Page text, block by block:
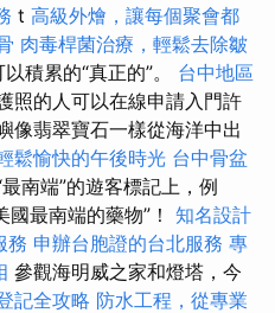
t 高級外燴，讓每個聚會都
肉毒桿菌治療，輕鬆去除皺
積累的“真正的”。 台中地區
照的人可以在線申請入門許
像翡翠寶石一樣從海洋中出
鬆愉快的午後時光 台中骨盆
南端”的遊客標記上，例
國最南端的藥物”！ 知名設計
務 申辦台胞證的台北服務 專
參觀海明威之家和燈塔，今
記全攻略 防水工程，從專業